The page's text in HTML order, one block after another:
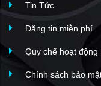
The Artemis
Động Lực Tower
Harmony Square
Handi Resco Lê văn
Tin Tức
Đăng tin miễn phí
Quy chế hoạt động
Chính sách bảo